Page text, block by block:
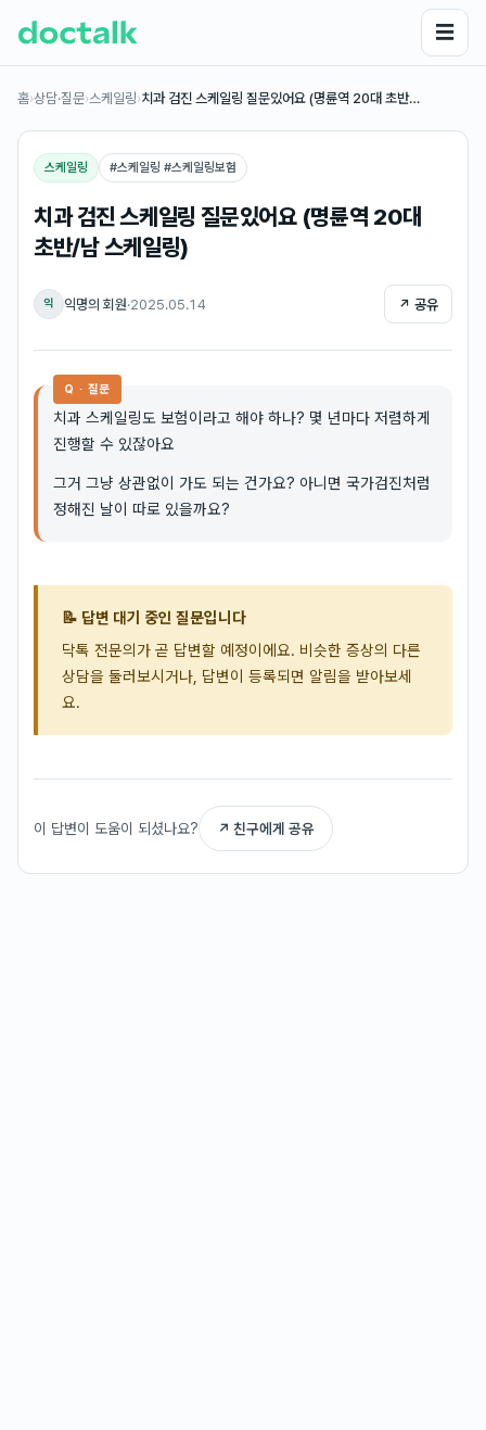
☰
홈›상담·질문›스케일링›치과 검진 스케일링 질문있어요 (명륜역 20대 초반…
스케일링 #스케일링 #스케일링보험
치과 검진 스케일링 질문있어요 (명륜역 20대
초반/남 스케일링)
익 익명의 회원·2025.05.14 ↗ 공유
Q · 질문
치과 스케일링도 보험이라고 해야 하나? 몇 년마다 저렴하게
진행할 수 있잖아요
그거 그냥 상관없이 가도 되는 건가요? 아니면 국가검진처럼
정해진 날이 따로 있을까요?
📝 답변 대기 중인 질문입니다
닥톡 전문의가 곧 답변할 예정이에요. 비슷한 증상의 다른
상담을 둘러보시거나, 답변이 등록되면 알림을 받아보세
요.
이 답변이 도움이 되셨나요? ↗ 친구에게 공유